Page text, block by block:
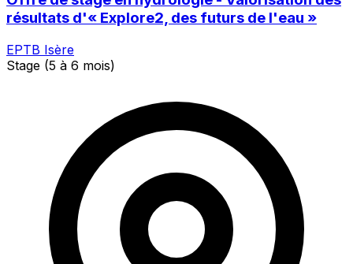
résultats d'« Explore2, des futurs de l'eau »
EPTB Isère
Stage (5 à 6 mois)